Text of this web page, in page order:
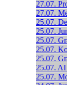
27.07.
27.07.
25.07.
25.07.
25.07.
25.07.
25.07.
25.07. AI
25.07.